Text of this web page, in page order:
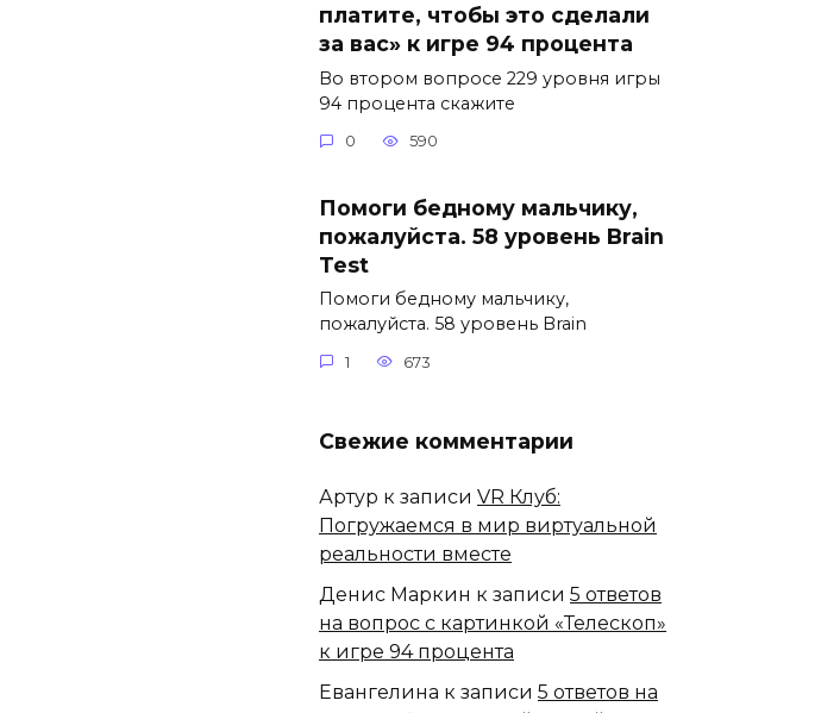
платите, чтобы это сделали
за вас» к игре 94 процента
Во втором вопросе 229 уровня игры
94 процента скажите
0 590
Помоги бедному мальчику,
пожалуйста. 58 уровень Brain
Test
Помоги бедному мальчику,
пожалуйста. 58 уровень Brain
1 673
Свежие комментарии
Артур к записи VR Клуб:
Погружаемся в мир виртуальной
реальности вместе
Денис Маркин к записи 5 ответов
на вопрос с картинкой «Телескоп»
к игре 94 процента
Евангелина к записи 5 ответов на